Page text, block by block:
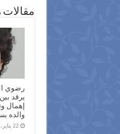
رضوي
يرقد
إهمال
والده
22 يناير، 2023